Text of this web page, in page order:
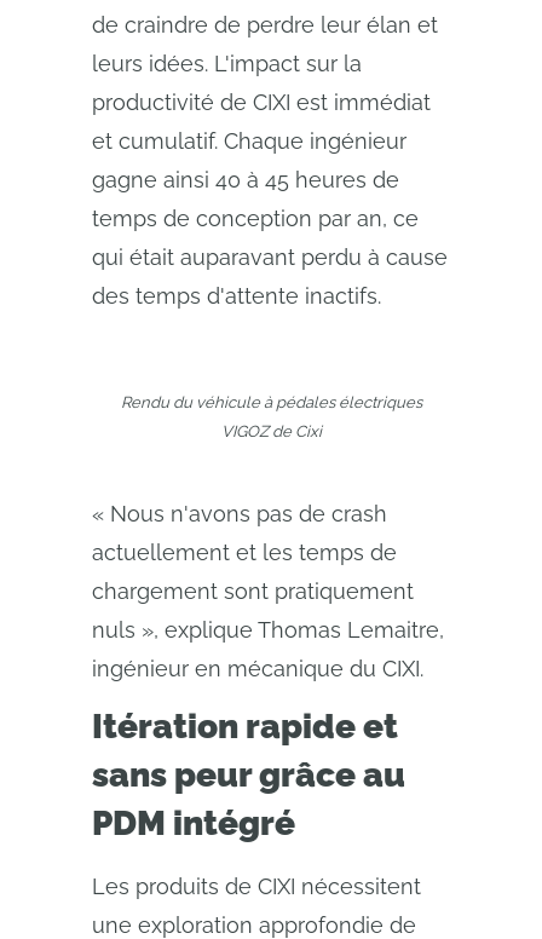
de craindre de perdre leur élan et
leurs idées. L'impact sur la
productivité de CIXI est immédiat
et cumulatif. Chaque ingénieur
gagne ainsi 40 à 45 heures de
temps de conception par an, ce
qui était auparavant perdu à cause
des temps d'attente inactifs.
Rendu du véhicule à pédales électriques
VIGOZ de Cixi
« Nous n'avons pas de crash
actuellement et les temps de
chargement sont pratiquement
nuls », explique Thomas Lemaitre,
ingénieur en mécanique du CIXI.
Itération rapide et
sans peur grâce au
PDM intégré
Les produits de CIXI nécessitent
une exploration approfondie de